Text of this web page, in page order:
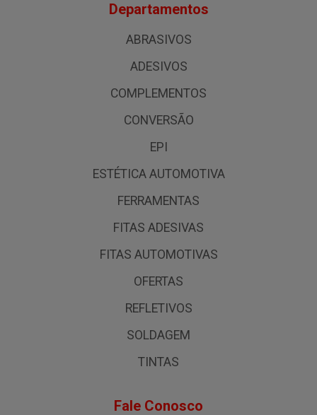
Departamentos
ABRASIVOS
ADESIVOS
COMPLEMENTOS
CONVERSÃO
EPI
ESTÉTICA AUTOMOTIVA
FERRAMENTAS
FITAS ADESIVAS
FITAS AUTOMOTIVAS
OFERTAS
REFLETIVOS
SOLDAGEM
TINTAS
Fale Conosco